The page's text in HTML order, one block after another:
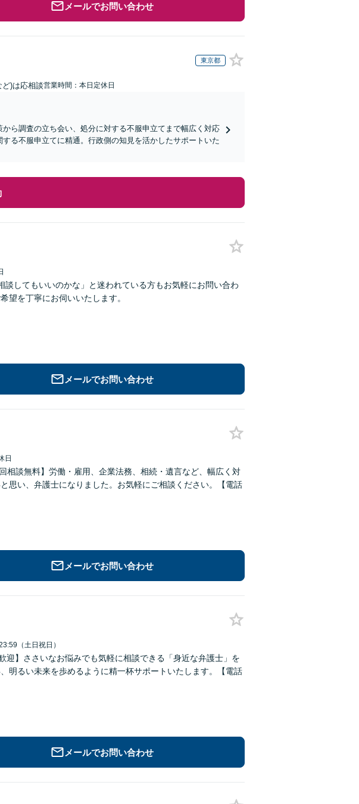
メールでお問い合わせ
東京都
)は応相談営業時間：本日定休日
ら調査の立ち会い、処分に対する不服申立てまで幅広く対応
る不服申立てに精通。行政側の知見を活かしたサポートいた
談してもいいのかな」と迷われている方もお気軽にお問い合わ
望を丁寧にお伺いいたします。
メールでお問い合わせ
日
相談無料】労働・雇用、企業法務、相続・遺言など、幅広く対
思い、弁護士になりました。お気軽にご相談ください。【電話
メールでお問い合わせ
（土日祝日）
迎】ささいなお悩みでも気軽に相談できる「身近な弁護士」を
明るい未来を歩めるように精一杯サポートいたします。【電話
メールでお問い合わせ